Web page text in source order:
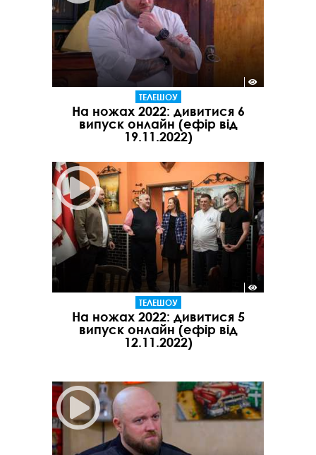
ТЕЛЕШОУ
На ножах 2022: дивитися 6
випуск онлайн (ефір від
19.11.2022)
ТЕЛЕШОУ
На ножах 2022: дивитися 5
випуск онлайн (ефір від
12.11.2022)